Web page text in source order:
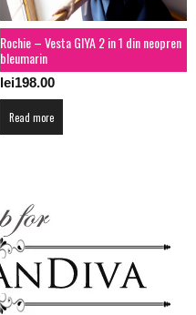
Rochie – Vesta GIYA 2 in 1 din neopren
bleumarin
lei198.00
Read more